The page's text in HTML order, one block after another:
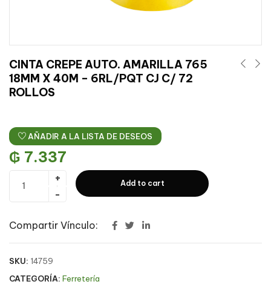
CINTA CREPE AUTO. AMARILLA 765
18MM X 40M – 6RL/PQT CJ C/ 72
ROLLOS
AÑADIR A LA LISTA DE DESEOS
₲ 7.337
Add to cart
Compartir Vínculo:
SKU: 14759
CATEGORÍA: Ferretería